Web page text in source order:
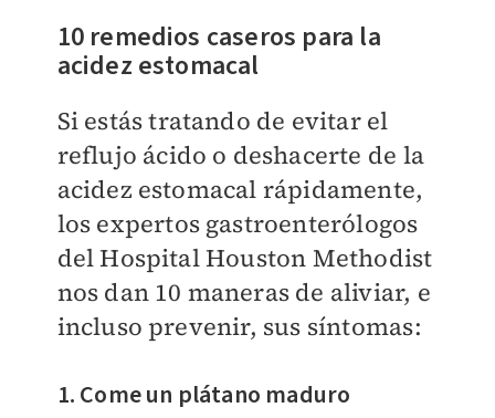
10 remedios caseros para la
acidez estomacal
Si estás tratando de evitar el
reflujo ácido o deshacerte de la
acidez estomacal rápidamente,
los expertos gastroenterólogos
del Hospital Houston Methodist
nos dan 10 maneras de aliviar, e
incluso prevenir, sus síntomas:
1. Come un plátano maduro